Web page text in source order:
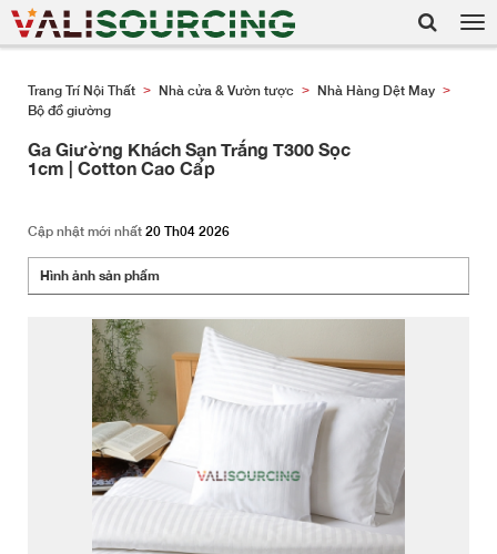
Trang Trí Nội Thất > Nhà cửa & Vườn tược > Nhà Hàng Dệt May >
Bộ đồ giường
Ga Giường Khách Sạn Trắng T300 Sọc
1cm | Cotton Cao Cấp
Cập nhật mới nhất 20 Th04 2026
Hình ảnh sản phẩm